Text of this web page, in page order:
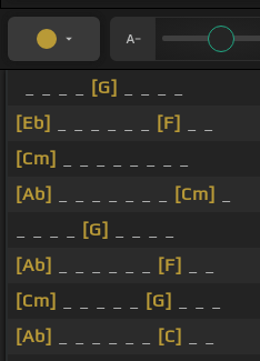
[G]
[Eb]
[F]
[Cm]
[Ab]
[Cm]
[G]
[Ab]
[F]
[Cm]
[G]
[Ab]
[C]